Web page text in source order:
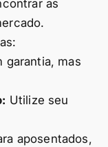
as
garantia, mas
Utilize seu
aposentados,